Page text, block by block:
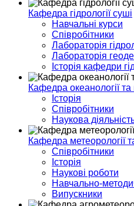
Кафедра гідрології суші
Навчальні курси
Співробітники
Лабораторія
Лабораторія
Історія кафедри
Кафедра океанології
Історія
Співробітники
Наукова
Кафедра метеорології
Співробітники
Історія
Наукові роботи
Навчально-
Випускники